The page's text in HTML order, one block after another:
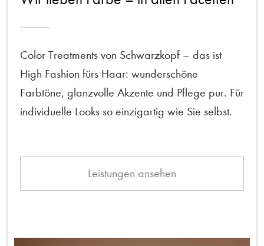
Color Treatments von Schwarzkopf – das ist
High Fashion fürs Haar: wunderschöne
Farbtöne, glanzvolle Akzente und Pflege pur. Für
individuelle Looks so einzigartig wie Sie selbst.
Leistungen ansehen